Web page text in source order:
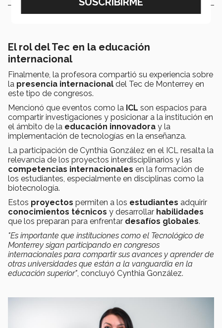
El rol del Tec en la educación
internacional
Finalmente, la profesora compartió su experiencia sobre
la presencia internacional del Tec de Monterrey en
este tipo de congresos.
Mencionó que eventos como la ICL son espacios para
compartir investigaciones y posicionar a la institución en
el ámbito de la educación innovadora y la
implementación de tecnologías en la enseñanza.
La participación de Cynthia González en el ICL resalta la
relevancia de los proyectos interdisciplinarios y las
competencias internacionales en la formación de
los estudiantes, especialmente en disciplinas como la
biotecnología.
Estos proyectos permiten a los estudiantes adquirir
conocimientos técnicos y desarrollar habilidades
que los preparan para enfrentar desafíos globales.
"Es importante que instituciones como el Tecnológico de
Monterrey sigan participando en congresos
internacionales para compartir sus avances y aprender de
otras universidades que están a la vanguardia en la
educación superior", concluyó Cynthia González.